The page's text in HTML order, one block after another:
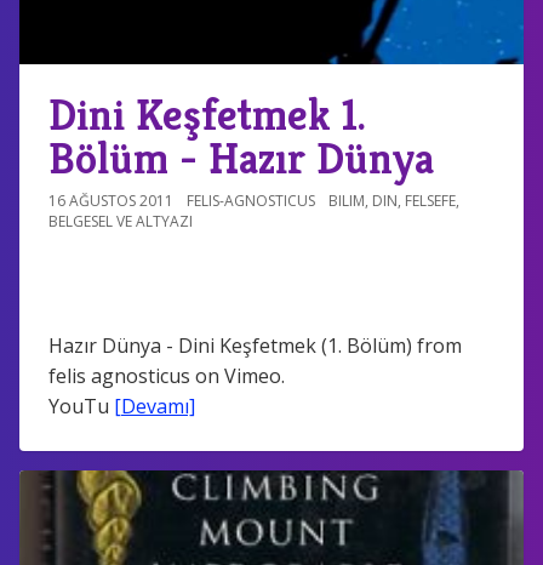
Dini Keşfetmek 1.
Bölüm - Hazır Dünya
16 AĞUSTOS 2011 FELIS-AGNOSTICUS BILIM, DIN, FELSEFE,
BELGESEL VE ALTYAZI
Hazır Dünya - Dini Keşfetmek (1. Bölüm) from
felis agnosticus on Vimeo.
YouTu [Devamı]